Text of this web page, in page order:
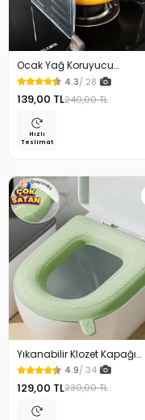
Ocak Yağ Koruyucu
Alüminyum Levha 32.5 x 84
Cm
4.3/ 28
139,00 TL240,00 TL
Hızlı
Teslimat
Yıkanabilir Klozet Kapağı
Süngeri Su Geçirmez
4.9/ 34
129,00 TL230,00 TL